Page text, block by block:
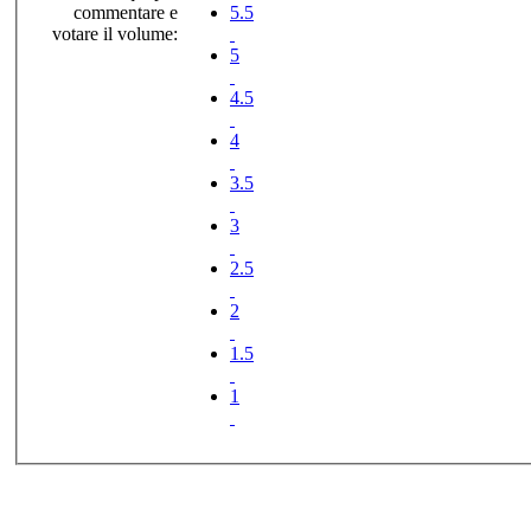
commentare e
votare il volume:
5.5
5
4.5
4
3.5
3
2.5
2
1.5
1